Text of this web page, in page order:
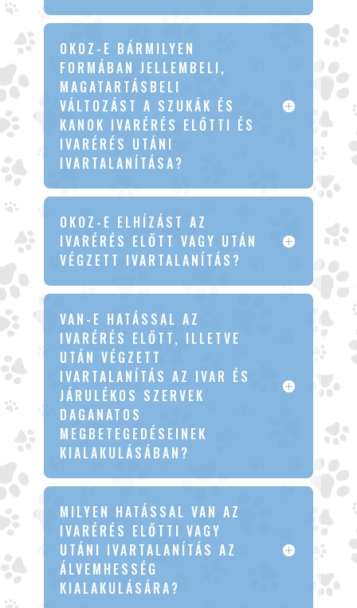
OKOZ-E BÁRMILYEN
FORMÁBAN JELLEMBELI,
MAGATARTÁSBELI
VÁLTOZÁST A SZUKÁK ÉS
KANOK IVARÉRÉS ELŐTTI ÉS
IVARÉRÉS UTÁNI
IVARTALANÍTÁSA?
OKOZ-E ELHÍZÁST AZ
IVARÉRÉS ELŐTT VAGY UTÁN
VÉGZETT IVARTALANÍTÁS?
VAN-E HATÁSSAL AZ
IVARÉRÉS ELŐTT, ILLETVE
UTÁN VÉGZETT
IVARTALANÍTÁS AZ IVAR ÉS
JÁRULÉKOS SZERVEK
DAGANATOS
MEGBETEGEDÉSEINEK
KIALAKULÁSÁBAN?
MILYEN HATÁSSAL VAN AZ
IVARÉRÉS ELŐTTI VAGY
UTÁNI IVARTALANÍTÁS AZ
ÁLVEMHESSÉG
KIALAKULÁSÁRA?